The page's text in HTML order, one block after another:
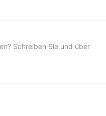
Schreiben Sie und über